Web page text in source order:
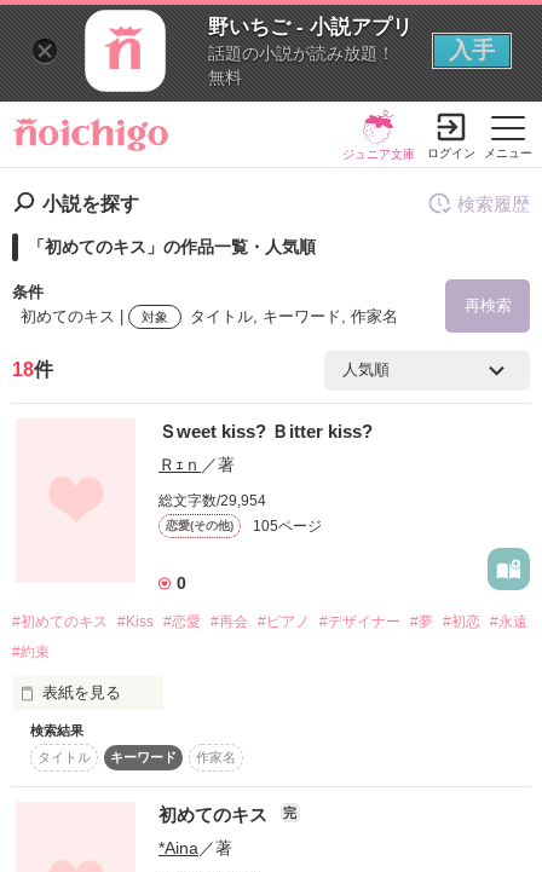
野いちご - 小説アプリ
話題の小説が読み放題！
無料
入手
メニュー
ジュニア文庫 ログイン
小説を探す
「初めてのキス」の作品一覧・人気順
条件
初めてのキス |
対象 タイトル, キーワード, 作家名
再検索
検索ワード
ジャンル
検索履歴
18件
Ｓweet kiss? Ｂitter kiss?
Ｒｪｎ ／著
総文字数/29,954
恋愛(その他) 105ページ
0
#初めてのキス #Kiss #恋愛 #再会 #ピアノ #デザイナー #夢 #初恋 #永遠
#約束
表紙を見る
恋なんて知らなかった。
キスの仕方なんて知らなかった。
検索結果
タイトル
キーワード 作家名
初めてのキス 完
*Aina ／著